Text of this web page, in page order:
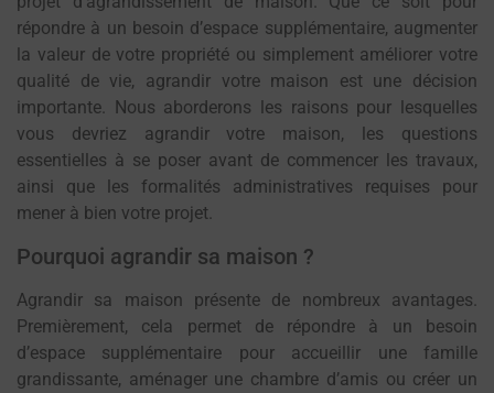
répondre à un besoin d’espace supplémentaire, augmenter
la valeur de votre propriété ou simplement améliorer votre
qualité de vie, agrandir votre maison est une décision
importante. Nous aborderons les raisons pour lesquelles
vous devriez agrandir votre maison, les questions
essentielles à se poser avant de commencer les travaux,
ainsi que les formalités administratives requises pour
mener à bien votre projet.
Pourquoi agrandir sa maison ?
Agrandir sa maison présente de nombreux avantages.
Premièrement, cela permet de répondre à un besoin
d’espace supplémentaire pour accueillir une famille
grandissante, aménager une chambre d’amis ou créer un